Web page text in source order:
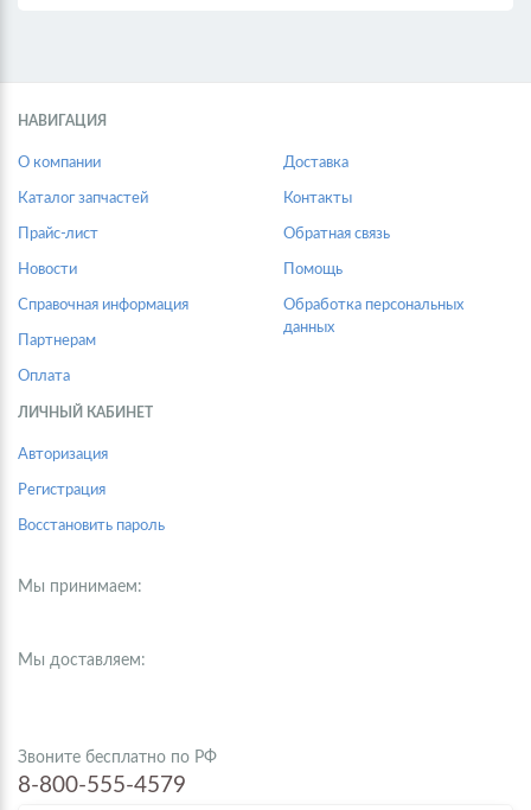
НАВИГАЦИЯ
О компании
Каталог запчастей
Прайс-лист
Новости
Справочная информация
Партнерам
Оплата
Доставка
Контакты
Обратная связь
Помощь
Обработка персональных
данных
ЛИЧНЫЙ КАБИНЕТ
Авторизация
Регистрация
Восстановить пароль
Мы принимаем:
Мы доставляем:
Звоните бесплатно по РФ
8-800-555-4579